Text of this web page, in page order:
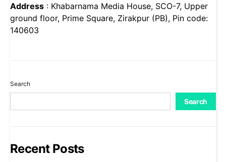
Address : Khabarnama Media House, SCO-7, Upper
ground floor, Prime Square, Zirakpur (PB), Pin code:
140603
Search
Search
Recent Posts